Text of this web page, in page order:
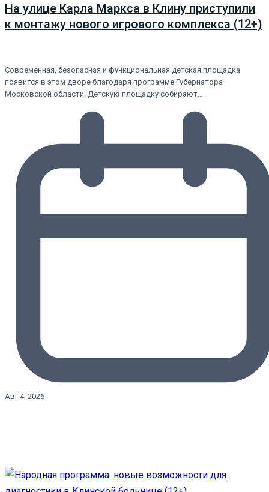
На улице Карла Маркса в Клину приступили
к монтажу нового игрового комплекса (12+)
Современная, безопасная и функциональная детская площадка
появится в этом дворе благодаря программе Губернатора
Московской области. Детскую площадку собирают…
Авг 4, 2026